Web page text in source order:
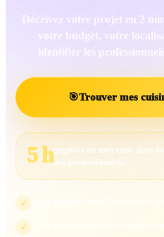
Décrivez votre projet en 2
votre budget, votre
identifier les
🎯Trouver mes
5 hgagnées en moyenne dans
des professionnels
✓
✓